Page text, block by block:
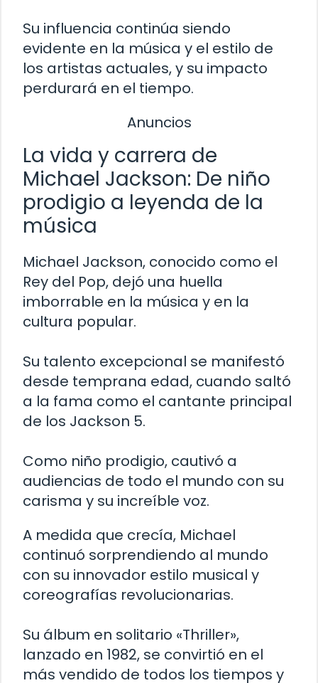
Su influencia continúa siendo
evidente en la música y el estilo de
los artistas actuales, y su impacto
perdurará en el tiempo.
Anuncios
La vida y carrera de
Michael Jackson: De niño
prodigio a leyenda de la
música
Michael Jackson, conocido como el
Rey del Pop, dejó una huella
imborrable en la música y en la
cultura popular.
Su talento excepcional se manifestó
desde temprana edad, cuando saltó
a la fama como el cantante principal
de los Jackson 5.
Como niño prodigio, cautivó a
audiencias de todo el mundo con su
carisma y su increíble voz.
A medida que crecía, Michael
continuó sorprendiendo al mundo
con su innovador estilo musical y
coreografías revolucionarias.
Su álbum en solitario «Thriller»,
lanzado en 1982, se convirtió en el
más vendido de todos los tiempos y